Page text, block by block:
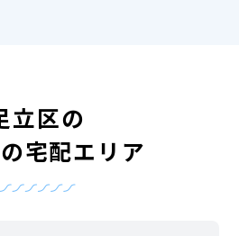
立区の
宅配エリア